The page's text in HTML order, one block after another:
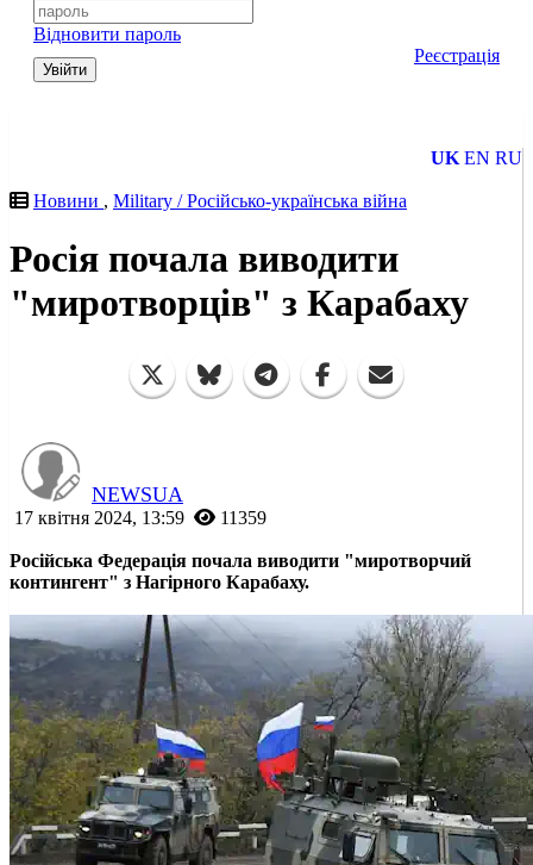
Відновити пароль
Увійти
Реєстрація
UK EN RU
Новини , Military / Російсько-українська війна
Росія почала виводити
"миротворців" з Карабаху
NEWSUA
17 квітня 2024, 13:59 11359
Російська Федерація почала виводити "миротворчий
контингент" з Нагірного Карабаху.